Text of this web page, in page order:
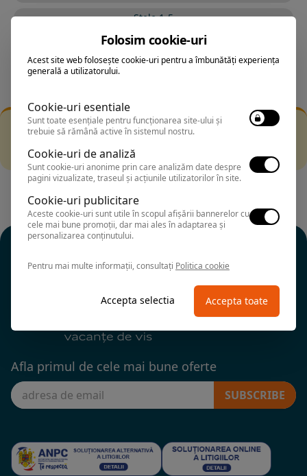
Stele 1-5
Stele 5-1
Filtrarea nu a returnat niciun rezultat
alte fitre.
Afla primul de cele mai bune oferte
SUBSCRIBE
Folosim cookie-uri
Acest site web folosește cookie-uri pentru a îmbunătăți experiența
generală a utilizatorului.
Cookie-uri esentiale
Sunt toate esențiale pentru funcționarea site-ului și
trebuie să rămână active în sistemul nostru.
Cookie-uri de analiză
Sunt cookie-uri anonime prin care analizăm date despre
pagini vizualizate, traseul și acțiunile utilizatorilor în site.
Cookie-uri publicitare
Aceste cookie-uri sunt utile în scopul afișării bannerelor cu
cele mai bune promoții, dar mai ales în adaptarea și
personalizarea conținutului.
Pentru mai multe informații, consultați Politica cookie
Accepta selectia Accepta toate